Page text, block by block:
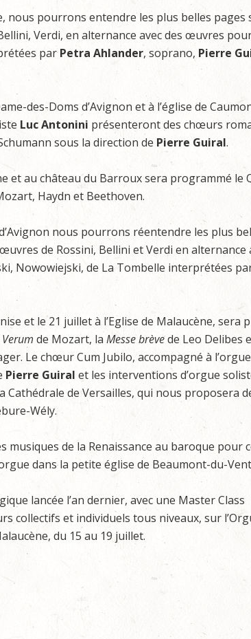
nous pourrons entendre les plus belles pages
Verdi, en alternance avec des œuvres
parPetra Ahlander, soprano, Pierre
des-Doms d’Avignon et à l’église de
Luc Antonini présenteront des chœurs
sous la direction de Pierre Guiral.
et au château du Barroux sera programmé le
Haydn et Beethoven.
nous pourrons réentendre les plus
de Rossini, Bellini et Verdi en alternance
Nowowiejski, de La Tombelle interprétées
et le 21 juillet à l’Eglise de Malaucène, sera
Verum de Mozart, la Messebrèvede Leo Delibes
Le chœur Cum Jubilo, accompagné à
Pierre Guiral et les interventions d’orgue
Cathédrale de Versailles, qui nous proposera
Wély.
musiques de la Renaissance au baroque pour
dans la petite église de Beaumont-du-
lancée l’an dernier, avec une Master Class
collectifs et individuels tous niveaux, sur
du 15 au 19 juillet.